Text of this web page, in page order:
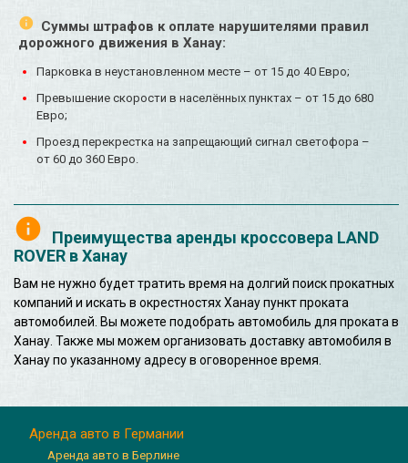
Суммы штрафов к оплате нарушителями правил
дорожного движения в Ханау:
Парковка в неустановленном месте – от 15 до 40 Евро;
Превышение скорости в населённых пунктах – от 15 до 680
Евро;
Проезд перекрестка на запрещающий сигнал светофора –
от 60 до 360 Евро.
Преимущества аренды кроссовера LAND
ROVER в Ханау
Вам не нужно будет тратить время на долгий поиск прокатных
компаний и искать в окрестностях Ханау пункт проката
автомобилей. Вы можете подобрать автомобиль для проката в
Ханау. Также мы можем организовать доставку автомобиля в
Ханау по указанному адресу в оговоренное время.
Аренда авто в Германии
Аренда авто в Берлине